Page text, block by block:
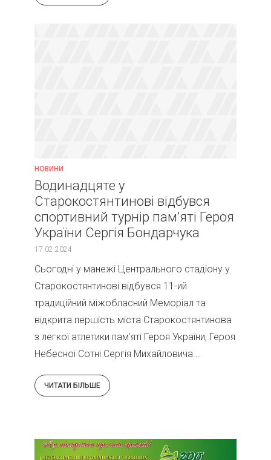
НОВИНИ
Водинадцяте у
Старокостянтинові відбувся
спортивний турнір пам’яті Героя
України Сергія Бондарчука
17.02.2024
Сьогодні у манежі Центрального стадіону у
Старокостянтинові відбувся 11-ий
традиційний міжобласний Меморіал та
відкрита першість міста Старокостянтинова
з легкої атлетики пам’яті Героя України, Героя
Небесної Сотні Сергія Михайловича...
ЧИТАТИ БІЛЬШЕ